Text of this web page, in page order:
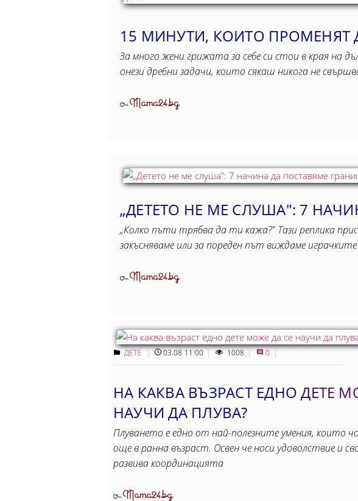
15 МИНУТИ, КОИТO ПРОМЕНЯТ
За много жени грижата за себе си стои в края на
онези дребни задачи, които сякаш никога не
ОтMama24.bg
„ДЕТЕТО НЕ МЕ СЛУША": 7
„Колко пъти трябва да ти кажа?" Тази реплика
закъсняваме или за пореден път виждаме
ОтMama24.bg
ДЕТЕ 03.08 11:00 1008 0
НА КАКВА ВЪЗРАСТ ЕДНО ДЕТЕ
НАУЧИ ДА ПЛУВА?
Плуването е едно от най-полезните умения, които
още в ранна възраст. Освен че носи удоволствие и
развива координацията
ОтMama24.bg